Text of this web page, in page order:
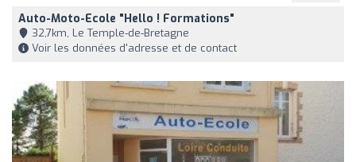
Auto-Moto-Ecole "Hello ! Formations"
32,7km, Le Temple-de-Bretagne
Voir les données d'adresse et de contact